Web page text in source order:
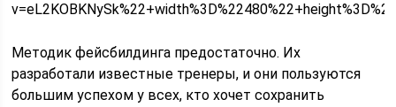
Методик фейсбилдинга предостаточно. Их
разработали известные тренеры, и они пользуются
большим успехом у всех, кто хочет сохранить